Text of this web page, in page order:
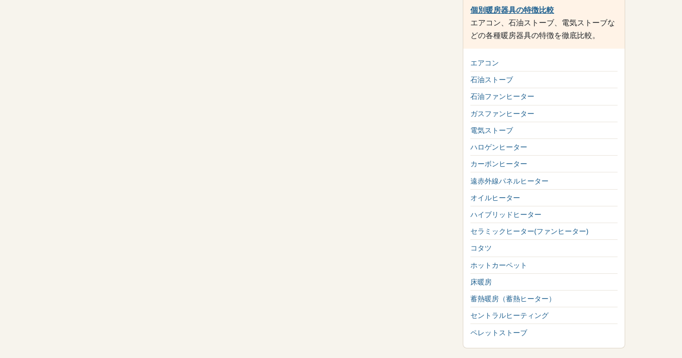
個別暖房器具の特徴比較
エアコン、石油ストーブ、電気ストーブな
どの各種暖房器具の特徴を徹底比較。
エアコン
石油ストーブ
石油ファンヒーター
ガスファンヒーター
電気ストーブ
ハロゲンヒーター
カーボンヒーター
遠赤外線パネルヒーター
オイルヒーター
ハイブリッドヒーター
セラミックヒーター(ファンヒーター)
コタツ
ホットカーペット
床暖房
蓄熱暖房（蓄熱ヒーター）
セントラルヒーティング
ペレットストーブ